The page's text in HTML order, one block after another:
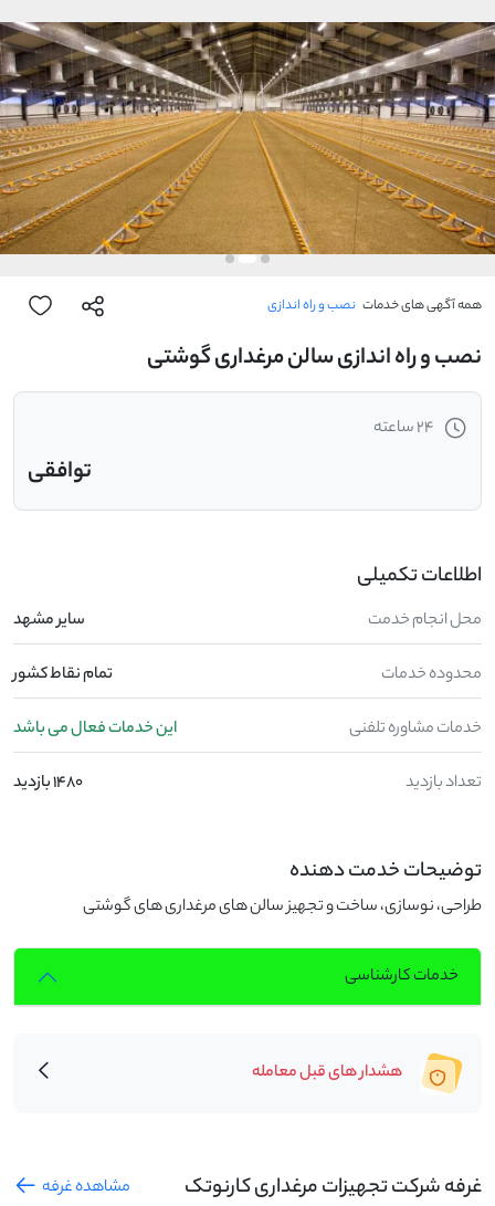
همه آگهی های خدمات نصب و راه اندازی
نصب و راه اندازی سالن مرغداری گوشتی
24 ساعته
توافقی
اطلاعات تکمیلی
محل انجام خدمت ساير مشهد
محدوده خدمات تمام نقاط کشور
خدمات مشاوره تلفنی این خدمات فعال می باشد
تعداد بازدید 1480 بازدید
توضیحات خدمت دهنده
طراحی، نوسازی، ساخت و تجهیز سالن های مرغداری های گوشتی
خدمات کارشناسی
هشدار های قبل معامله
غرفه شرکت تجهیزات مرغداری کارنوتک
مشاهده غرفه